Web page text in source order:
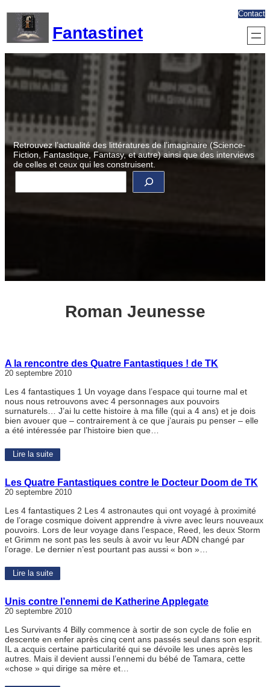
contenu
Fantastinet
Contact
Retrouvez l’actualité des littératures de l’imaginaire (Science-
Fiction, Fantastique, Fantasy, et autre) ainsi que des interviews
de celles et ceux qui les construisent.
R
c
e
Roman Jeunesse
A la rencontre des Quatre Fantastiques ! de TK
20 septembre 2010
Les 4 fantastiques 1 Un voyage dans l’espace qui tourne mal et
nous nous retrouvons avec 4 personnages aux pouvoirs
surnaturels… J’ai lu cette histoire à ma fille (qui a 4 ans) et je dois
bien avouer que – contrairement à ce que j’aurais pu penser – elle
a été intéressée par l’histoire bien que…
Lire la suite
Les Quatre Fantastiques contre le Docteur Doom de TK
20 septembre 2010
Les 4 fantastiques 2 Les 4 astronautes qui ont voyagé à proximité
de l’orage cosmique doivent apprendre à vivre avec leurs nouveaux
pouvoirs. Lors de leur voyage dans l’espace, Reed, les deux Storm
et Grimm ne sont pas les seuls à avoir vu leur ADN changé par
l’orage. Le dernier n’est pourtant pas aussi « bon »…
Lire la suite
Unis contre l’ennemi de Katherine Applegate
20 septembre 2010
Les Survivants 4 Billy commence à sortir de son cycle de folie en
descente en enfer après cinq cent ans passés seul dans son esprit.
IL a acquis certaine particularité qui se dévoile les unes après les
autres. Mais il devient aussi l’ennemi du bébé de Tamara, cette
«chose » qui dirige sa mère et…